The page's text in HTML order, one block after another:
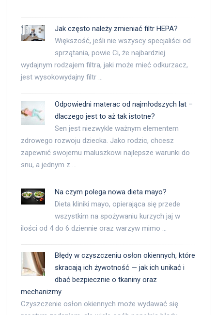
Jak często należy zmieniać filtr HEPA?
Większość, jeśli nie wszyscy specjaliści od
sprzątania, powie Ci, że najbardziej
wydajnym rodzajem filtra, jaki może mieć odkurzacz,
jest wysokowydajny filtr …
Odpowiedni materac od najmłodszych lat –
dlaczego jest to aż tak istotne?
Sen jest niezwykle ważnym elementem
zdrowego rozwoju dziecka. Jako rodzic, chcesz
zapewnić swojemu maluszkowi najlepsze warunki do
snu, a jednym z …
Na czym polega nowa dieta mayo?
Dieta kliniki mayo, opierająca się przede
wszystkim na spożywaniu kurzych jaj w
ilości od 4 do 6 dziennie oraz warzyw mimo …
Błędy w czyszczeniu osłon okiennych, które
skracają ich żywotność — jak ich unikać i
dbać bezpiecznie o tkaniny oraz
mechanizmy
Czyszczenie osłon okiennych może wydawać się